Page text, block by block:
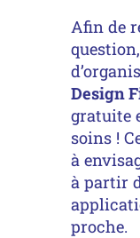
Afin de
Design
gratuite
soins !
à
à partir
proche.